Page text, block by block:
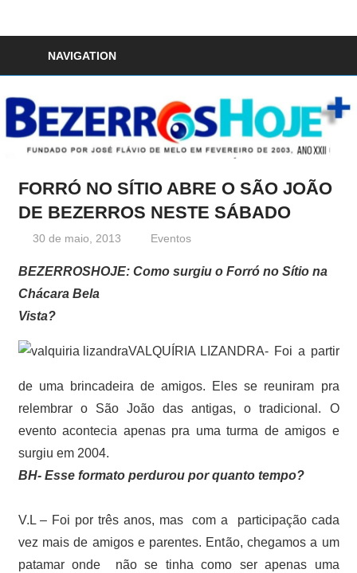
Bezerros
Hoje
NAVIGATION
FORRÓ NO SÍTIO ABRE O SÃO JOÃO
DE BEZERROS NESTE SÁBADO
30 de maio, 2013 Redator
Eventos
BEZERROSHOJE: Como surgiu o Forró no Sítio na
Chácara Bela
Vista?
VALQUÍRIA LIZANDRA- Foi a partir
de uma brincadeira de amigos. Eles se reuniram pra
relembrar o São João das antigas, o tradicional. O
evento acontecia apenas pra uma turma de amigos e
surgiu em 2004.
BH- Esse formato perdurou por quanto tempo?
V.L – Foi por três anos, mas com a participação cada
vez mais de amigos e parentes. Então, chegamos a um
patamar onde não se tinha como ser apenas uma